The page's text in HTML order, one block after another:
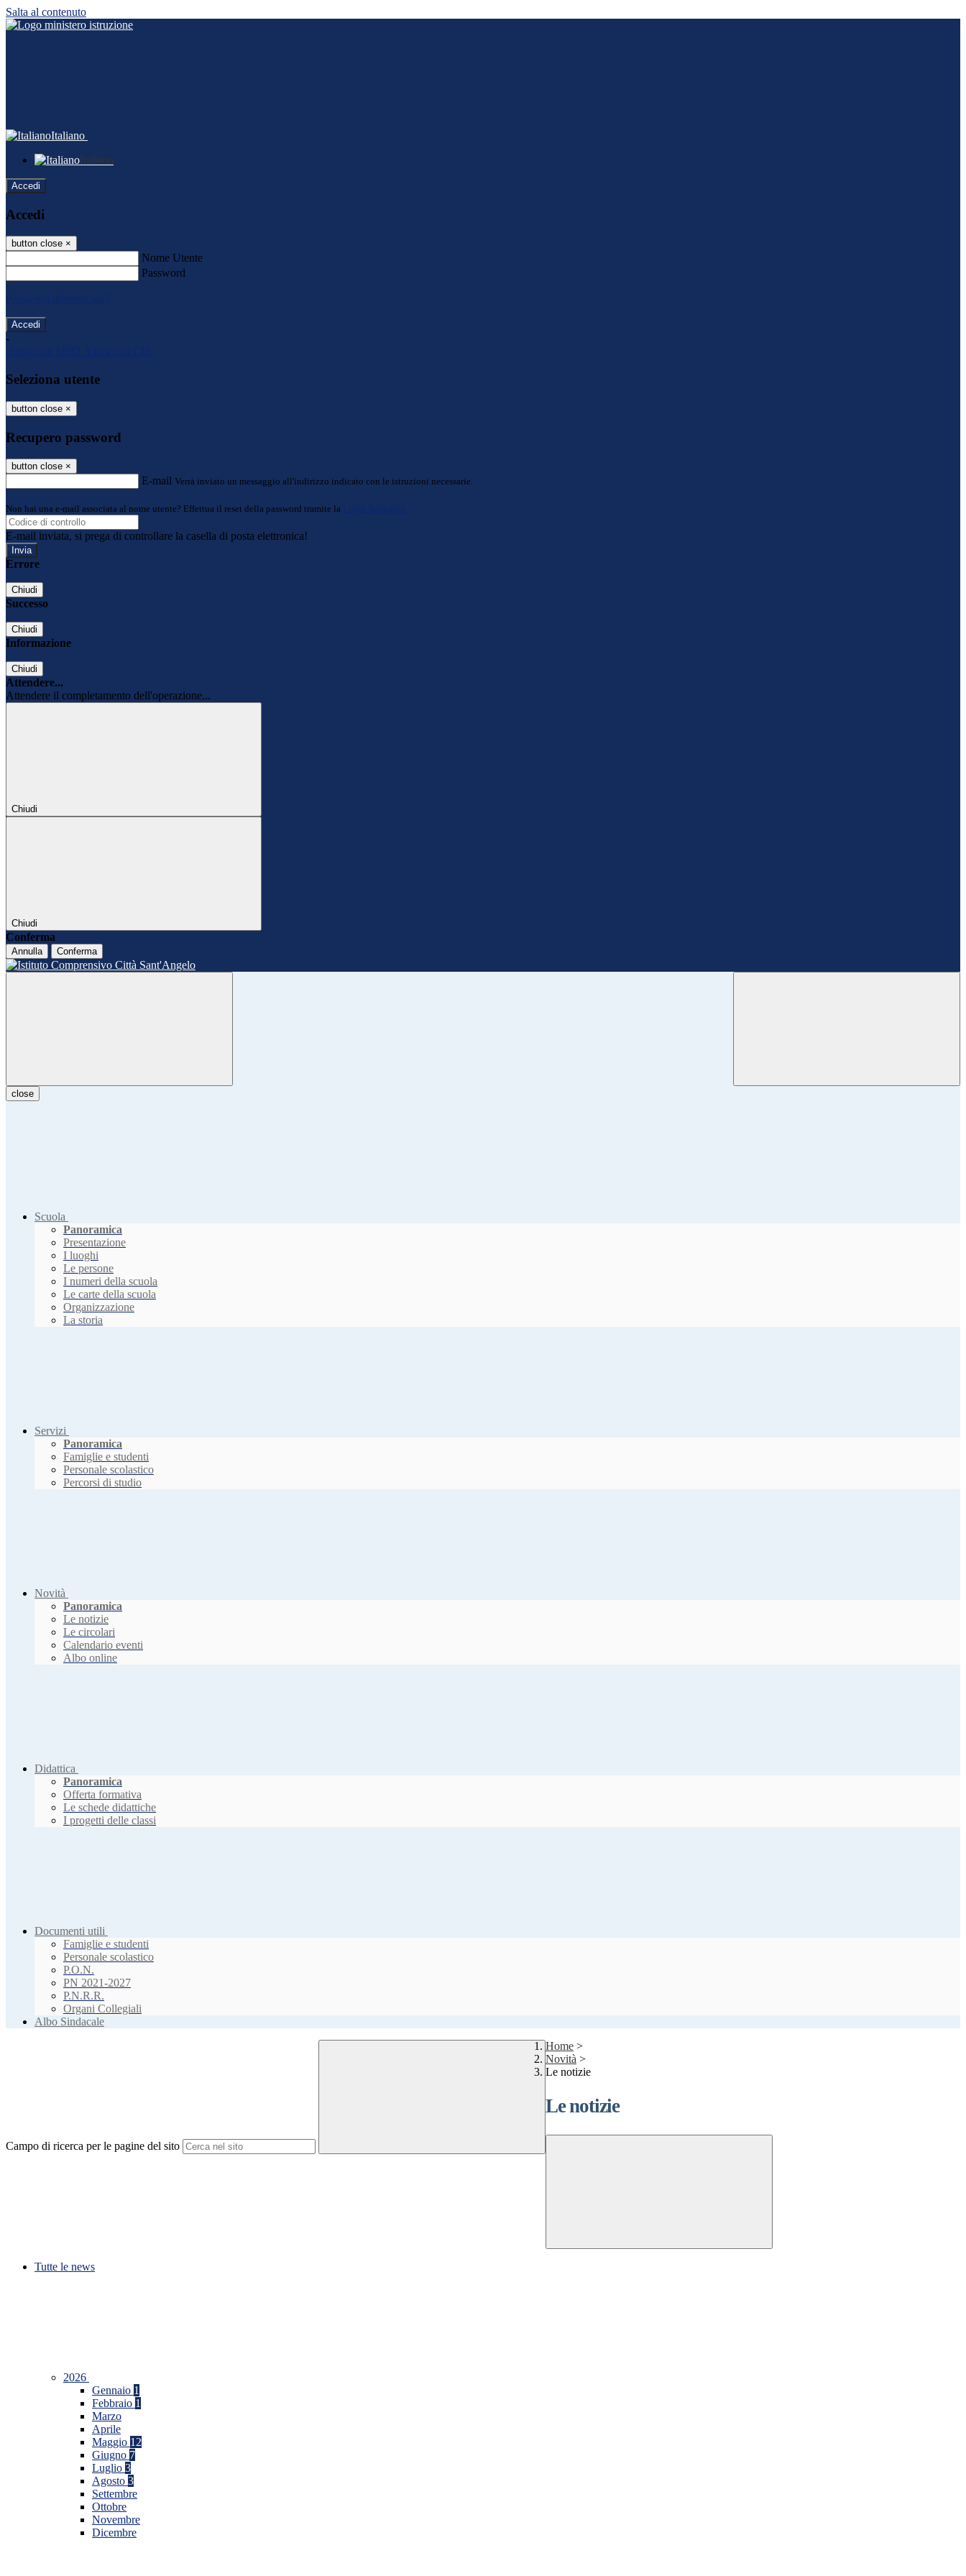
Salta al contenuto
Italiano
Italiano
Accedi
Accedi
button close ×
Nome Utente
Password
Password dimenticata?
-
Entra con SPID
Entra con CIE
Seleziona utente
button close ×
Recupero password
button close ×
E-mail Verrà inviato un messaggio all'indirizzo indicato con le istruzioni necessarie.
Non hai una e-mail associata al nome utente? Effettua il reset della password tramite la Login Spaggiari
E-mail inviata, si prega di controllare la casella di posta elettronica!
Errore
Chiudi
Successo
Chiudi
Informazione
Chiudi
Attendere...
Attendere il completamento dell'operazione...
Chiudi
Chiudi
Conferma
Annulla Conferma
close
Scuola
Panoramica
Presentazione
I luoghi
Le persone
I numeri della scuola
Le carte della scuola
Organizzazione
La storia
Servizi
Panoramica
Famiglie e studenti
Personale scolastico
Percorsi di studio
Novità
Panoramica
Le notizie
Le circolari
Calendario eventi
Albo online
Didattica
Panoramica
Offerta formativa
Le schede didattiche
I progetti delle classi
Documenti utili
Famiglie e studenti
Personale scolastico
P.O.N.
PN 2021-2027
P.N.R.R.
Organi Collegiali
Albo Sindacale
Campo di ricerca per le pagine del sito
Home >
Novità >
Le notizie
Le notizie
Tutte le news
2026
Gennaio 1
Febbraio 1
Marzo
Aprile
Maggio 12
Giugno 7
Luglio 3
Agosto 3
Settembre
Ottobre
Novembre
Dicembre